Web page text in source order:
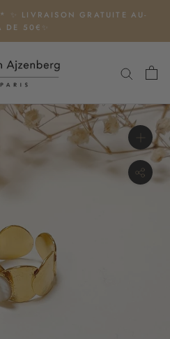
✨ LIVRAISON GRATUITE AU-
DE 50€✨